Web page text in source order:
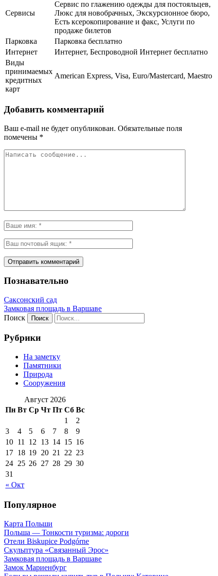
Сервисы
Сервис по глажению одежды для постояльцев,
Люкс для новобрачных, Экскурсионное бюро,
Есть ксерокопирование и факс, Услуги по
продаже билетов
Парковка
Парковка бесплатно
Интернет
Интернет, Беспроводной Интернет бесплатно
Виды
принимаемых
кредитных
карт
American Express, Visa, Euro/Mastercard, Maestro
Добавить комментарий
Ваш e-mail не будет опубликован. Обязательные поля
помечены *
Познавательно
Саксонский сад
Замковая площадь в Варшаве
Поиск
Рубрики
На заметку
Памятники
Природа
Сооружения
Август 2026
Пн Вт Ср Чт Пт Сб Вс
« Окт
1
2
3
4 5 6 7 8
9
10 11 12 13 14 15 16
17 18 19 20 21 22 23
24 25 26 27 28 29 30
31
Популярное
Карта Польши
Польша — Тонкости туризма: дороги
Отели Biskupice Podgórne
Скульптура «Связанный Эрос»
Замковая площадь в Варшаве
Замок Мариенбург